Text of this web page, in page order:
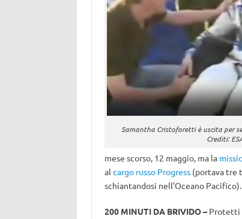
Samantha Cristoforetti è uscita per
Crediti:
mese scorso, 12 maggio, ma la
al cargo russo Progress(portava tre
schiantandosi nell’Oceano Pacifico).
200 MINUTI DA BRIVIDO – Protetti